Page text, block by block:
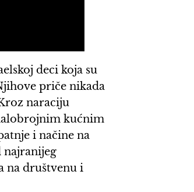
deci koja su
priče nikada
naraciju
kućnim
i načine na
najranijeg
na društvenu i